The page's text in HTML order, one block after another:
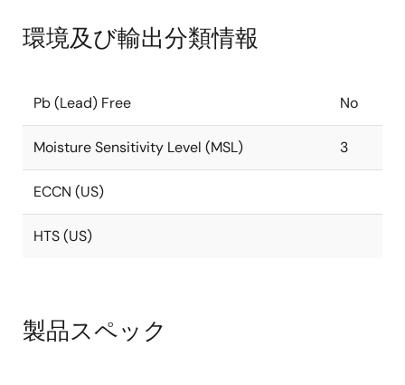
環境及び輸出分類情報
Pb (Lead) Free No
Moisture Sensitivity Level (MSL) 3
ECCN (US)
HTS (US)
製品スペック